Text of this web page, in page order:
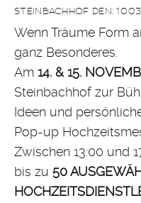
STEINBACHHOF DEN:
Wenn Träume Form
ganz Besonderes.
Am 14. & 15.
Steinbachhof zur
Ideen und
Pop-up
Zwischen 13:00 und
bis zu 50